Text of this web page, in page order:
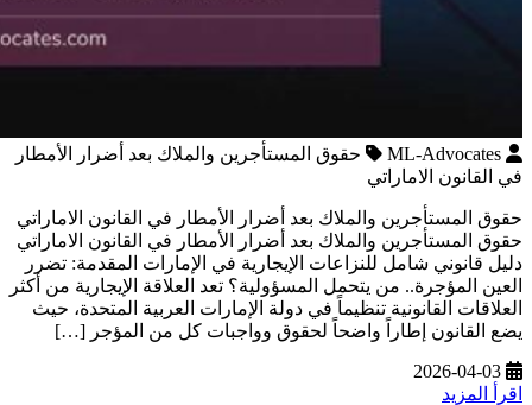
ML-Advocates
حقوق المستأجرين والملاك بعد أضرار الأمطار
في القانون الاماراتي
حقوق المستأجرين والملاك بعد أضرار الأمطار في القانون الاماراتي
حقوق المستأجرين والملاك بعد أضرار الأمطار في القانون الاماراتي
دليل قانوني شامل للنزاعات الإيجارية في الإمارات المقدمة: تضرر
العين المؤجرة.. من يتحمل المسؤولية؟ تعد العلاقة الإيجارية من أكثر
العلاقات القانونية تنظيماً في دولة الإمارات العربية المتحدة، حيث
يضع القانون إطاراً واضحاً لحقوق وواجبات كل من المؤجر […]
2026-04-03
اقرأ المزيد